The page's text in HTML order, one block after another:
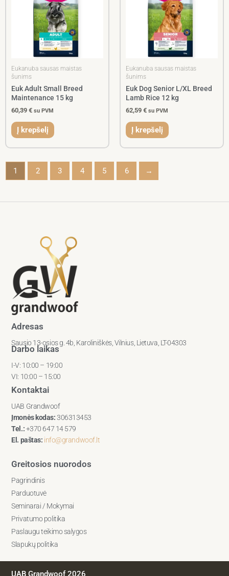
Eukanuba sausas maistas
šunims
Euk Adult Small Breed
Maintenance 15 kg
60,39 € su PVM
Į krepšelį
Eukanuba sausas maistas
šunims
Euk Dog Senior L/XL Breed
Lamb Rice 12 kg
62,59 € su PVM
Į krepšelį
1 2 3 4 5 6 →
Adresas
Sausio 13-osios g. 4b, Karoliniškės, Vilnius, Lietuva, LT-04303
Darbo laikas
I-V: 10:00 – 19:00
VI: 10:00 – 15:00
Kontaktai
UAB Grandwoof
Įmonės kodas:306313453
Tel.:+370 647 14 579
El. paštas: info@grandwoof.lt
Greitosios nuorodos
Pagrindinis
Parduotuvė
Seminarai / Mokymai
Privatumo politika
Paslaugu teikimo salygos
Slapukų politika
UAB Grandwoof 2026